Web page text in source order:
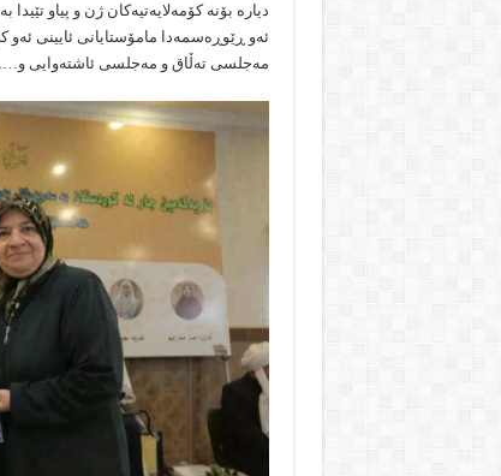
دیارە بۆنە کۆمەلایەتیەکان ژن و پیاو
ئەو ڕێوڕەسمەدا مامۆستایانی ئایینی ئەو
مەجلسی تەڵاق و مەجلسی ئاشتەوایی و….